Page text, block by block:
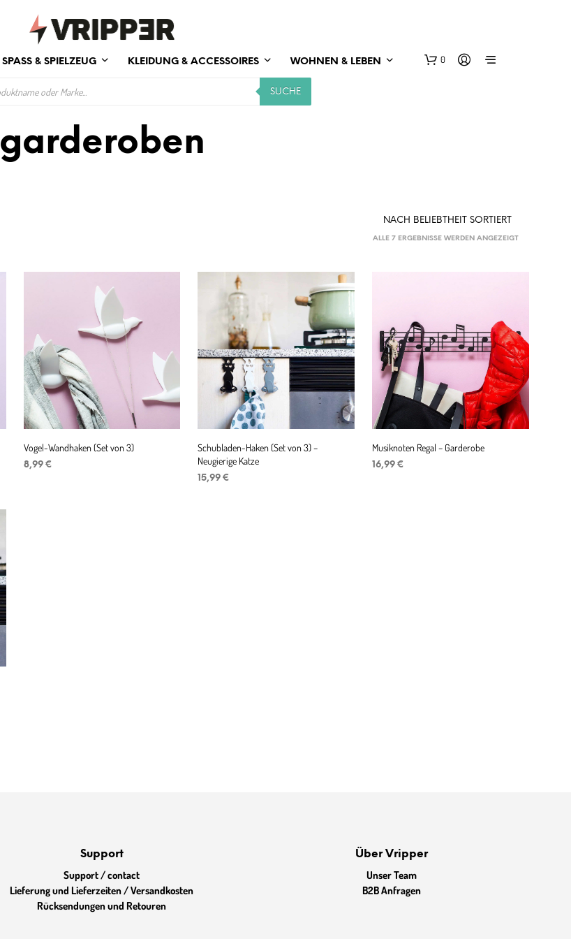
SPASS & SPIELZEUG KLEIDUNG & ACCESSOIRES WOHNEN & LEBEN 0
SUCHE
garderoben
ALLE 7 ERGEBNISSE WERDEN ANGEZEIGTNACH
Vogel-Wandhaken (Set von 3)
8,99 €
Schubladen-Haken (Set von 3) –
Neugierige Katze
15,99€
Musiknoten Regal – Garderobe
16,99€
Support
Support / contact
Lieferung und Lieferzeiten / Versandkosten
Rücksendungen und Retouren
Über Vripper
Unser Team
B2B Anfragen